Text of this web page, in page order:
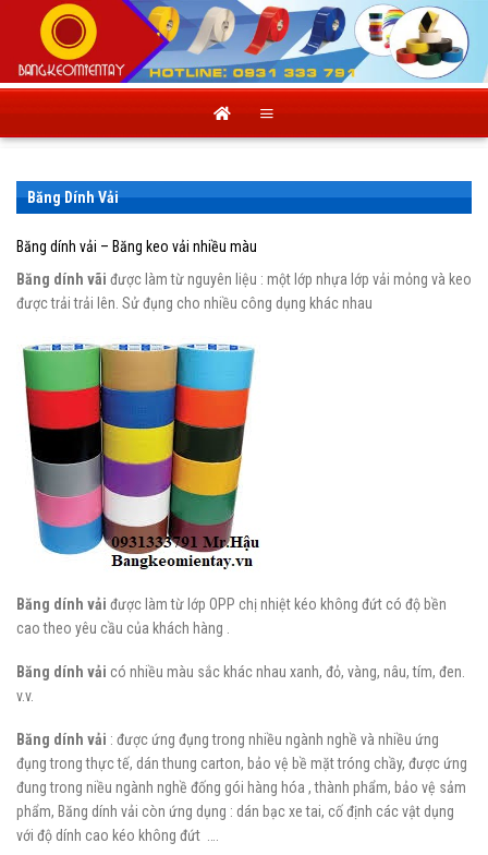
content
Băng Dính Vải
Băng dính vải – Băng keo vải nhiều màu
Băng dính vãi được làm từ nguyên liệu : một lớp nhựa lớp vải mỏng và keo
được trải trải lên. Sử đụng cho nhiều công dụng khác nhau
Băng dính vải được làm từ lớp OPP chị nhiệt kéo không đứt có độ bền
cao theo yêu cầu của khách hàng .
Băng dính vải có nhiều màu sắc khác nhau xanh, đỏ, vàng, nâu, tím, đen.
v.v.
Băng dính vải : được ứng đụng trong nhiều ngành nghề và nhiều ứng
đụng trong thực tế, dán thung carton, bảo vệ bề mặt tróng chầy, được ứng
đung trong niều ngành nghề đống gói hàng hóa , thành phẩm, bảo vệ sảm
phẩm, Băng dính vải còn ứng dụng : dán bạc xe tai, cố định các vật dụng
với độ dính cao kéo không đứt ….